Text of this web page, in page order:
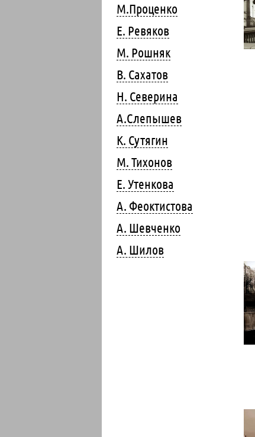
М.Проценко
Е. Ревяков
М. Рошняк
В. Сахатов
Н. Северина
А.Слепышев
К. Сутягин
М. Тихонов
Е. Утенкова
А. Феоктистова
А. Шевченко
А. Шилов